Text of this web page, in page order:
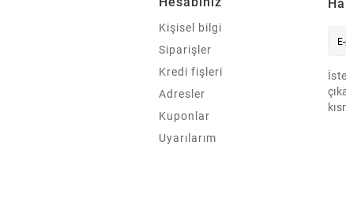
Kişisel bilgi
Siparişler
Kredi fişleri
Adresler
Kuponlar
Uyarılarım